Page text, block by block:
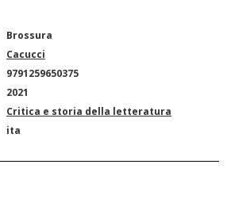
Brossura
Cacucci
9791259650375
2021
Critica e storia della letteratura
ita